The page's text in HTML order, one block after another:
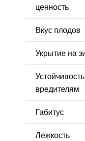
ценность
Вкус плодов
Укрытие на
вредителям
Габитус
Лежкость